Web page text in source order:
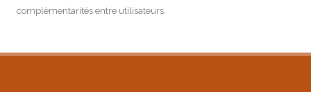
complémentarités entre utilisateurs.